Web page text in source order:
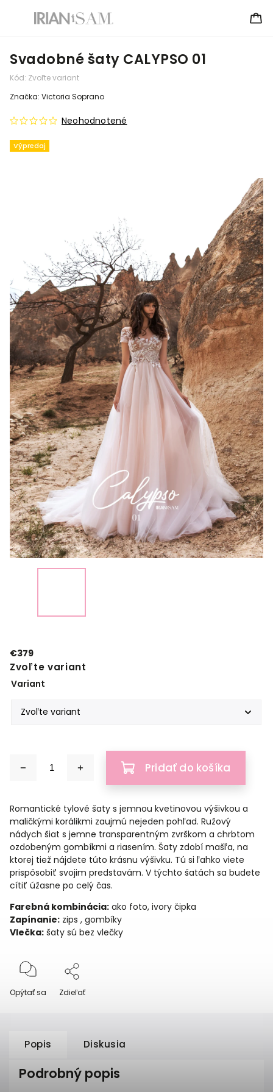
Svadobné šaty CALYPSO 01
Kód: Zvoľte variant
Výpredaj
Neohodnotené
Značka: Victoria Soprano
€379
Zvoľte variant
Variant
Pridať do košíka
Romantické tylové šaty s jemnou kvetinovou výšivkou a
maličkými korálikmi zaujmú nejeden pohľad. Ružový
nádych šiat s jemne transparentným zvrškom a chrbtom
ozdobeným gombíkmi a riasením. Šaty zdobí mašľa, na
ktorej tiež nájdete túto krásnu výšivku. Tú si ľahko viete
prispôsobiť svojim predstavám. V týchto šatách sa budete
cítiť úžasne po celý čas.
Farebná kombinácia: ako foto, ivory čipka
Zapínanie: zips , gombíky
Vlečka: šaty sú bez vlečky
Opýtať sa Zdieľať
Popis Diskusia
Podrobný popis